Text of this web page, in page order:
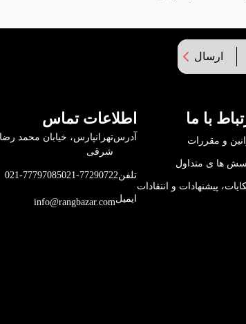
ارسال
با ما
و مقررات
ها ی متداول
پیشنهادات و انتقادات
اطلاعات تماس
آدرس
شرقی
تلفن021-77290722
021-77797085
ایمیلinfo@rangbazar.com